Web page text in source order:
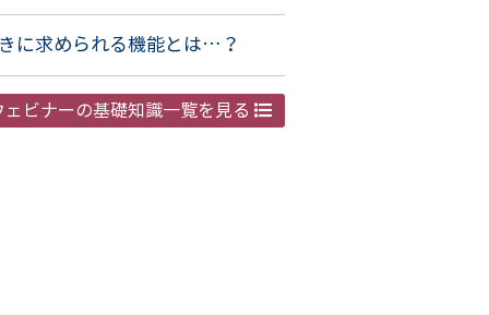
に求められる機能とは…？
ェビナーの基礎知識一覧を見る